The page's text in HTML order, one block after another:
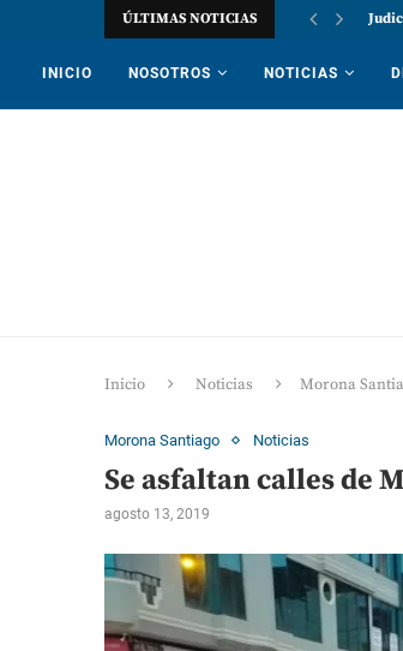
ÚLTIMAS NOTICIAS
INICIO NOSOTROS NOTICIAS
Inicio Noticias Morona
Morona Santiago Noticias
Se asfaltan calles de
agosto 13, 2019